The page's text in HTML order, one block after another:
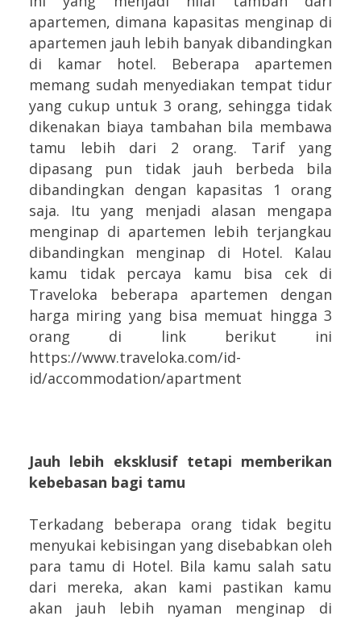
apartemen, dimana kapasitas menginap di
apartemen jauh lebih banyak dibandingkan
di kamar hotel. Beberapa apartemen
memang sudah menyediakan tempat tidur
yang cukup untuk 3 orang, sehingga tidak
dikenakan biaya tambahan bila membawa
tamu lebih dari 2 orang. Tarif yang
dipasang pun tidak jauh berbeda bila
dibandingkan dengan kapasitas 1 orang
saja. Itu yang menjadi alasan mengapa
menginap di apartemen lebih terjangkau
dibandingkan menginap di Hotel. Kalau
kamu tidak percaya kamu bisa cek di
Traveloka beberapa apartemen dengan
harga miring yang bisa memuat hingga 3
orang di link berikut ini
https://www.traveloka.com/id-
id/accommodation/apartment
Jauh lebih eksklusif tetapi memberikan
kebebasan bagi tamu
Terkadang beberapa orang tidak begitu
menyukai kebisingan yang disebabkan oleh
para tamu di Hotel. Bila kamu salah satu
dari mereka, akan kami pastikan kamu
akan jauh lebih nyaman menginap di